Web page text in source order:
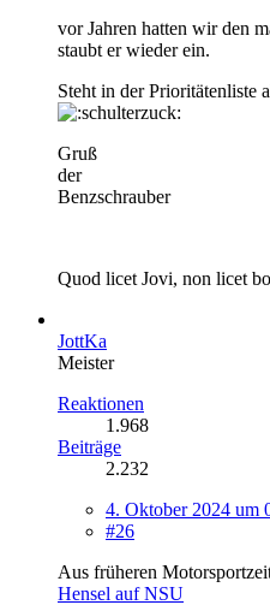
vor Jahren hatten wir den
staubt er wieder ein.
Steht in der Prioritätenliste
Gruß
der
Benzschrauber
Quod licet Jovi, non licet
JottKa
Meister
Reaktionen
1.968
Beiträge
2.232
4. Oktober 2024 um
#26
Aus früheren
Hensel auf NSU